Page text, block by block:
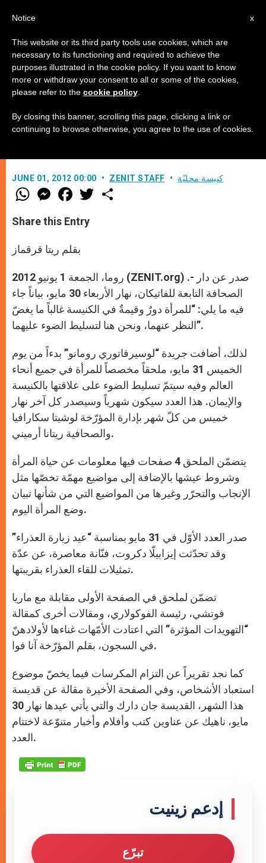
لوسيرفاتوري رومانو تخصّص ملحقاً
للمرأة
JUNE 01, 2012 00:00 ZENIT STAFF كنيسة محليّة
W
h
t
s
p
M
e
s
e
e
F
a
e
b
o
k
w
Share this Entry
بقلم ريتا قرقماز
روما، الجمعة 1 يونيو 2012 (ZENIT.org) .- صدر عن دار
الصحافة التابعة للفاتيكان، نهار الأربعاء 30 مايو، بياناً جاء
فيه ما يلي: “للمرأة دورٌ وقيمةٌ في الكنيسة غالباً ما يغضّ
النظر عنهما، ونحن هنا لتسليط الضوء عليهما”.
لذلك، أضافت جريدة “لوسيرفاتوري رومانو” بدءاً من يوم
الخميس 31 مايو، ملحقاً مخصصاً للمرأة في جميع أنحاء
العالم وفيه سيتمّ تسليط الضوء على علاقتها بالكنيسة
والإيمان. هذا العدد سيكون شهرياً وسيصدر كل آخر نهار
خميس من كلّ شهر بإدارة المؤرّخة لوشيتا سكارافيا
والصحافية ريتانا أرميني.
يتضمّن الملحق 4 صفحات فيها معلومات عن حياة المرأة
وشروط عيشها بالإضافة إلى مواضيع مهمّة تخصّها مثل
الإنجاب والتحرّر وغيرها من المواضيع التي من شأنها تبيان
وضع المرأة اليوم.
صدر العدد الأوّل في 31 مايو بمناسبة “عيد زيارة العذراء”
وقد تحدّثت إيزابيلّا دكروت، فنّانة معاصرة، عن عدّة
تمثيلات للقاء العذراء بقريبتها.
تضمّن لملحق في الصفحة الأولى مقابلة مع ماريا
فوتشي، رئيسة الفوكولاري، ومقالات أخرى كمقالة
“التهويدات المؤثرة” التي اعتادت الأمّهات غناءها لأولادهنّ
في السجون، بقلم المؤرّخة آنا فوا.
كما نجد تقريراً عن التزام المكرسات فيما يخصّ موضوع
استعباد الأشخاص، وفي الصفحة الأخيرة مقالة عن قديسة
هذا الشهر، القديسة جان دارك والتي يأتي عيدها نهار 30
مايو، ناهيك عن عناوين كتب وأفلام وأخبار متنوّعة لاختتام
العدد.
إدعم زينيت
تبرّع
x
Notice
This website or its third party tools use cookies, which are
necessary to its functioning and required to achieve the
purposes illustrated in the cookie policy. If you want to know
more or withdraw your consent to all or some of the cookies,
please refer to the cookie policy
By closing this banner, scrolling this page, clicking a link or
continuing to browse otherwise, you agree to the use of cookies.